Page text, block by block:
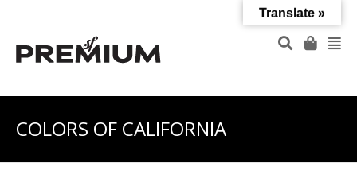
COLORS OF CALIFORNIA
Translate »